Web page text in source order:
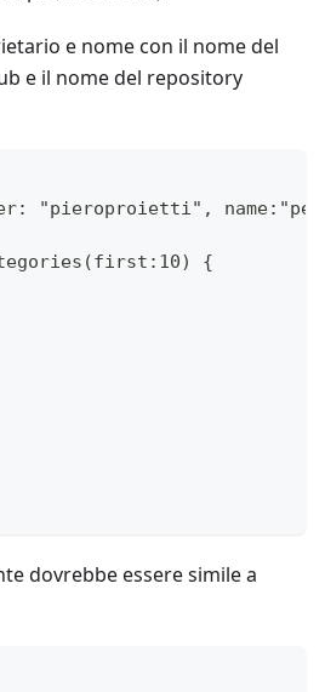
e nome con il nome del
e il nome del repository
"pieroproietti",
{
dovrebbe essere simile a